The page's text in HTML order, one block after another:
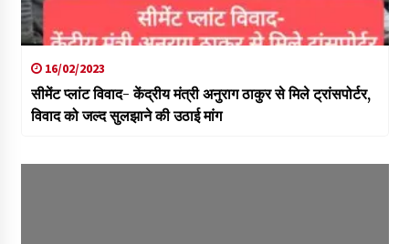
16/02/2023
सीमेंट प्लांट विवाद- केंद्रीय मंत्री अनुराग ठाकुर से मिले ट्रांसपोर्टर,
विवाद को जल्द सुलझाने की उठाई मांग